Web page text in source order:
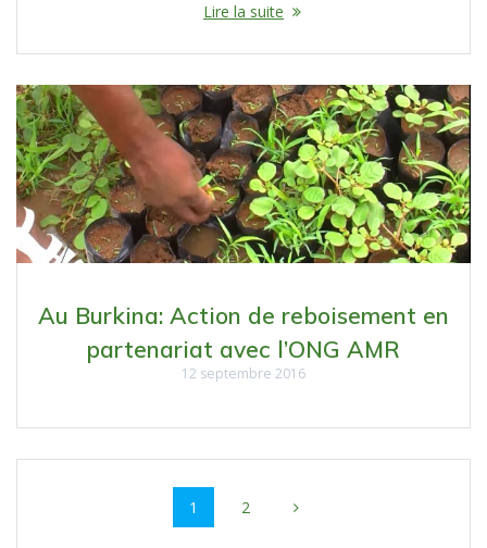
Lire la suite
Au Burkina: Action de reboisement en
partenariat avec l’ONG AMR
12 septembre 2016
Navigation
Page
1 Page
2